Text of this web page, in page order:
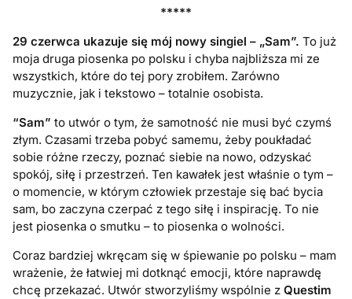
*****
29 czerwca ukazuje się mój nowy singiel – „Sam”. To już
moja druga piosenka po polsku i chyba najbliższa mi ze
wszystkich, które do tej pory zrobiłem. Zarówno
muzycznie, jak i tekstowo – totalnie osobista.
“Sam” to utwór o tym, że samotność nie musi być czymś
złym. Czasami trzeba pobyć samemu, żeby poukładać
sobie różne rzeczy, poznać siebie na nowo, odzyskać
spokój, siłę i przestrzeń. Ten kawałek jest właśnie o tym –
o momencie, w którym człowiek przestaje się bać bycia
sam, bo zaczyna czerpać z tego siłę i inspirację. To nie
jest piosenka o smutku – to piosenka o wolności.
Coraz bardziej wkręcam się w śpiewanie po polsku – mam
wrażenie, że łatwiej mi dotknąć emocji, które naprawdę
chcę przekazać. Utwór stworzyliśmy wspólnie zQuestim